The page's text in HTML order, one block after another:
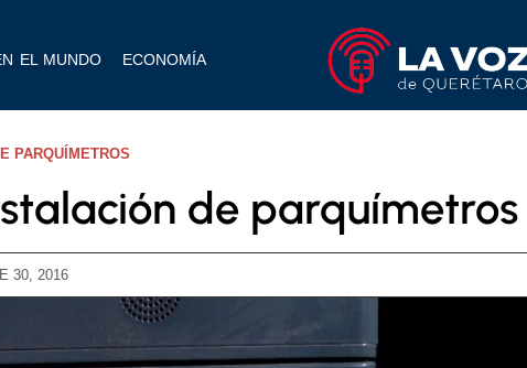
EL MUNDO ECONOMÍA
PARQUÍMETROS
de parquímetros
30, 2016